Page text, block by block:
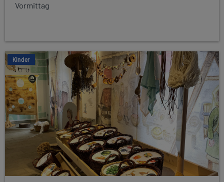
Vormittag
Kinder